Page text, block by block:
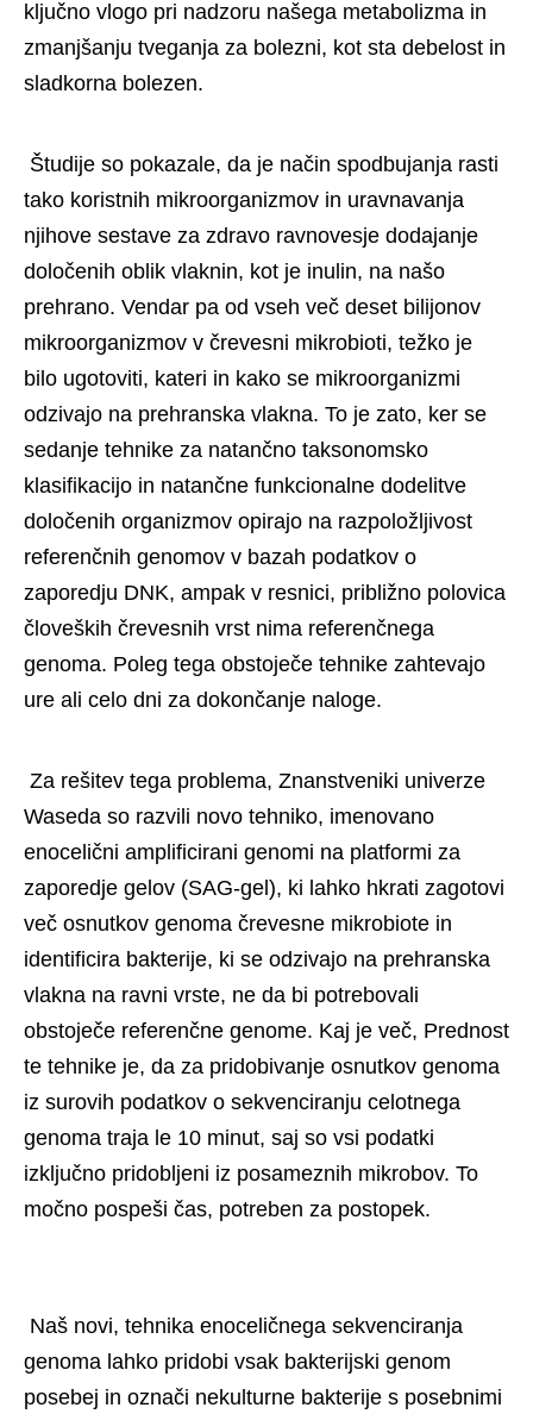
ključno vlogo pri nadzoru našega metabolizma in
zmanjšanju tveganja za bolezni, kot sta debelost in
sladkorna bolezen.
tako koristnih mikroorganizmov in uravnavanja
njihove sestave za zdravo ravnovesje dodajanje
določenih oblik vlaknin, kot je inulin, na našo
prehrano. Vendar pa od vseh več deset bilijonov
mikroorganizmov v črevesni mikrobioti, težko je
bilo ugotoviti, kateri in kako se mikroorganizmi
odzivajo na prehranska vlakna. To je zato, ker se
sedanje tehnike za natančno taksonomsko
klasifikacijo in natančne funkcionalne dodelitve
določenih organizmov opirajo na razpoložljivost
referenčnih genomov v bazah podatkov o
zaporedju DNK, ampak v resnici, približno polovica
človeških črevesnih vrst nima referenčnega
genoma. Poleg tega obstoječe tehnike zahtevajo
ure ali celo dni za dokončanje naloge.
Waseda so razvili novo tehniko, imenovano
enocelični amplificirani genomi na platformi za
zaporedje gelov (SAG-gel), ki lahko hkrati zagotovi
več osnutkov genoma črevesne mikrobiote in
identificira bakterije, ki se odzivajo na prehranska
vlakna na ravni vrste, ne da bi potrebovali
obstoječe referenčne genome. Kaj je več, Prednost
te tehnike je, da za pridobivanje osnutkov genoma
iz surovih podatkov o sekvenciranju celotnega
genoma traja le 10 minut, saj so vsi podatki
izključno pridobljeni iz posameznih mikrobov. To
močno pospeši čas, potreben za postopek.
genoma lahko pridobi vsak bakterijski genom
posebej in označi nekulturne bakterije s posebnimi